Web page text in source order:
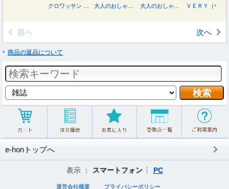
前へ 次へ
商品の返品について
e-honトップへ
表示 ： スマートフォン PC
運営会社概要 プライバシーポリシー